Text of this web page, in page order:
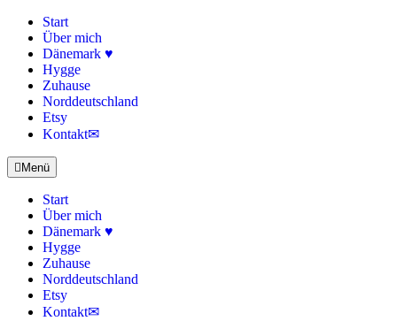
Start
Über mich
Dänemark ♥
Hygge
Zuhause
Norddeutschland
Etsy
Kontakt✉
Menü
Start
Über mich
Dänemark ♥
Hygge
Zuhause
Norddeutschland
Etsy
Kontakt✉